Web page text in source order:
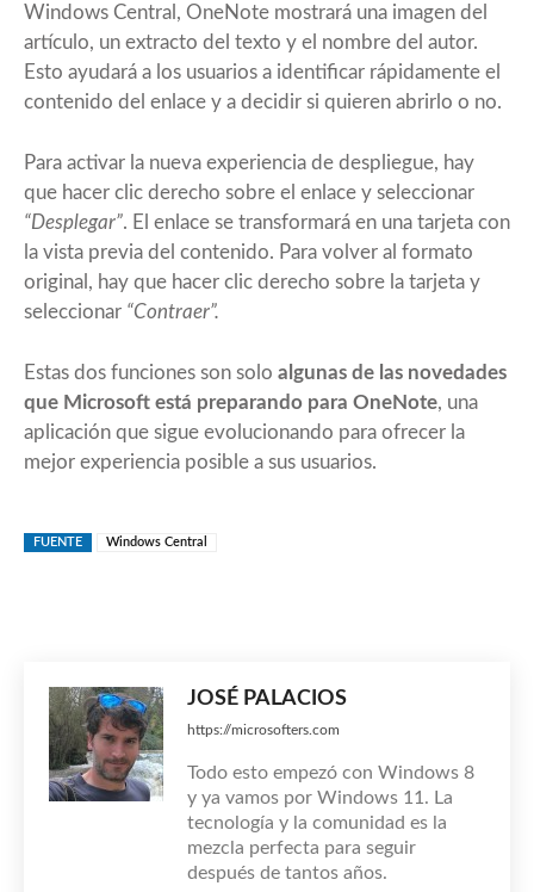
Windows Central , OneNote mostrará una imagen del
artículo, un extracto del texto y el nombre del autor.
Esto ayudará a los usuarios a identificar rápidamente el
contenido del enlace y a decidir si quieren abrirlo o no.
Para activar la nueva experiencia de despliegue, hay
que hacer clic derecho sobre el enlace y seleccionar
“Desplegar”. El enlace se transformará en una tarjeta con
la vista previa del contenido. Para volver al formato
original, hay que hacer clic derecho sobre la tarjeta y
seleccionar “Contraer”.
Estas dos funciones son solo algunas de las novedades
que Microsoft está preparando para OneNote, una
aplicación que sigue evolucionando para ofrecer la
mejor experiencia posible a sus usuarios.
FUENTE Windows Central
JOSÉ PALACIOS
https://microsofters.com
Todo esto empezó con Windows 8
y ya vamos por Windows 11. La
tecnología y la comunidad es la
mezcla perfecta para seguir
después de tantos años.